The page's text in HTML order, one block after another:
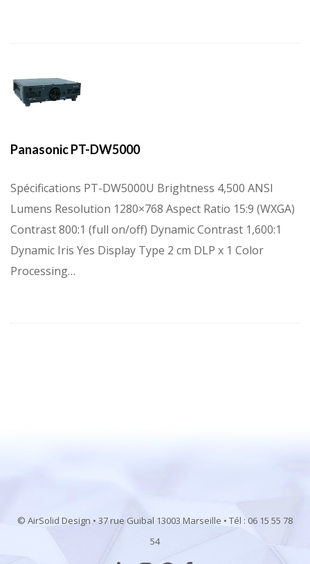
Panasonic PT-DW5000
Spécifications PT-DW5000U Brightness 4,500 ANSI
Lumens Resolution 1280×768 Aspect Ratio 15:9 (WXGA)
Contrast 800:1 (full on/off) Dynamic Contrast 1,600:1
Dynamic Iris Yes Display Type 2 cm DLP x 1 Color
Processing…
© AirSolid Design • 37 rue Guibal 13003 Marseille • Tél : 06 15 55 78
54